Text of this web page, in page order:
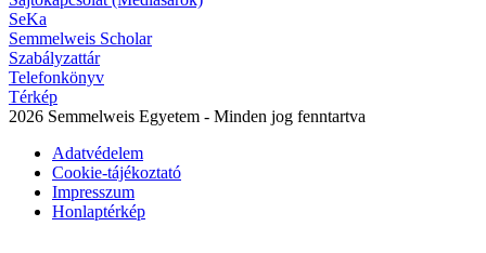
SeKa
Semmelweis Scholar
Szabályzattár
Telefonkönyv
Térkép
2026 Semmelweis Egyetem - Minden jog fenntartva
Adatvédelem
Cookie-tájékoztató
Impresszum
Honlaptérkép